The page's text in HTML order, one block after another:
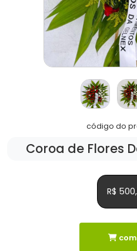
código do
Coroa de Flores
R$